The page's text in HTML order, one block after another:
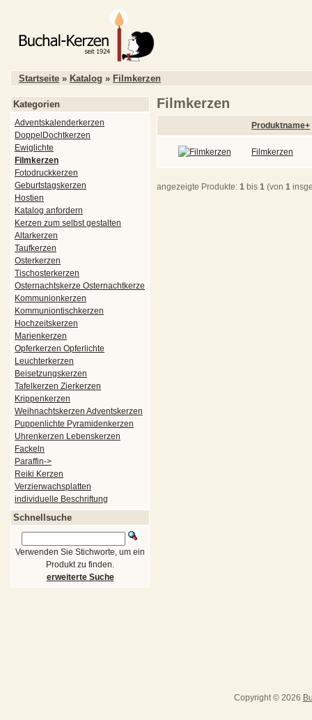
Startseite » Katalog » Filmkerzen
Filmkerzen
Produktname+
Filmkerzen
angezeigte Produkte: 1 bis 1 (von 1
Kategorien
Adventskalenderkerzen
DoppelDochtkerzen
Ewiglichte
Filmkerzen
Fotodruckkerzen
Geburtstagskerzen
Hostien
Katalog anfordern
Kerzen zum selbst gestalten
Altarkerzen
Taufkerzen
Osterkerzen
Tischosterkerzen
Osternachtskerze Osternachtkerze
Kommunionkerzen
Kommuniontischkerzen
Hochzeitskerzen
Marienkerzen
Opferkerzen Opferlichte
Leuchterkerzen
Beisetzungskerzen
Tafelkerzen Zierkerzen
Krippenkerzen
Weihnachtskerzen Adventskerzen
Puppenlichte Pyramidenkerzen
Uhrenkerzen Lebenskerzen
Fackeln
Paraffin->
Reiki Kerzen
Verzierwachsplatten
individuelle Beschriftung
Schnellsuche
Verwenden Sie Stichworte, um ein
Produkt zu finden.
erweiterte Suche
Copyright © 2026